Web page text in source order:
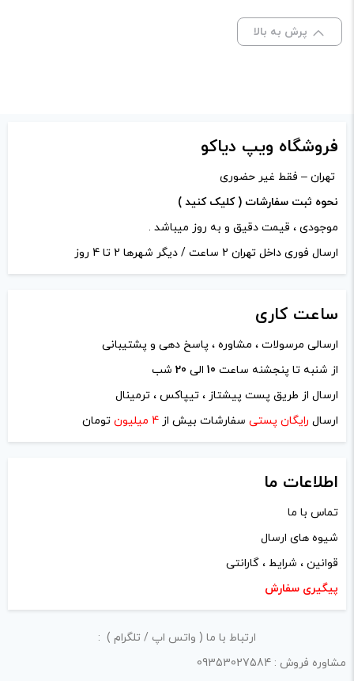
نیکوتین: 20 میلی گرم, 30 میلی گرم, 50 میلی گرم
نشانی ایمیل شما منتشر نخواهد شد.
علامت‌گذاری شده‌اند
دیدگاه شما*
نام*
ایمیل*
ذخیره نام، ایمیل و وبسایت من در مرورگر برای زمانی که دوباره
دیدگاهی می‌نویسم.
لازم است محتوای ارسالی منطبق برعرف و شئونات جامعه و با
بیانی رسمی و عاری از لحن تند، تمسخرو توهین باشد.
از ارسال لینک‌های سایت‌های دیگر و ارایه‌ی اطلاعات شخصی
پرش به بالا
فروشگاه ویپ دیاکو
تهران – فقط غیر حضوری
نحوه ثبت سفارشات ( کلیک کنید )
موجودی ، قیمت دقیق و به روز میباشد .
ارسال فوری داخل تهران 2 ساعت / دیگر شهرها 2 تا 4 روز
ساعت کاری
ارسالی مرسولات ، مشاوره ، پاسخ دهی و پشتیبانی
از شنبه تا پنجشنه ساعت 10 الی 20 شب
ارسال از طریق پست پیشتاز ، تیپاکس ، ترمینال
ارسال رایگان پستی سفارشات بیش از 4 میلیون تومان
اطلاعات ما
تماس با ما
شیوه های ارسال
قوانین ، شرایط ، گارانتی
پیگیری سفارش
ارتباط با ما ( واتس اپ / تلگرام ) :
مشاوره فروش : 09353027584